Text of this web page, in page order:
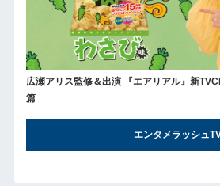
広瀬アリス監修＆出演 『エアリアル』新
篇
エンタメラッシュ